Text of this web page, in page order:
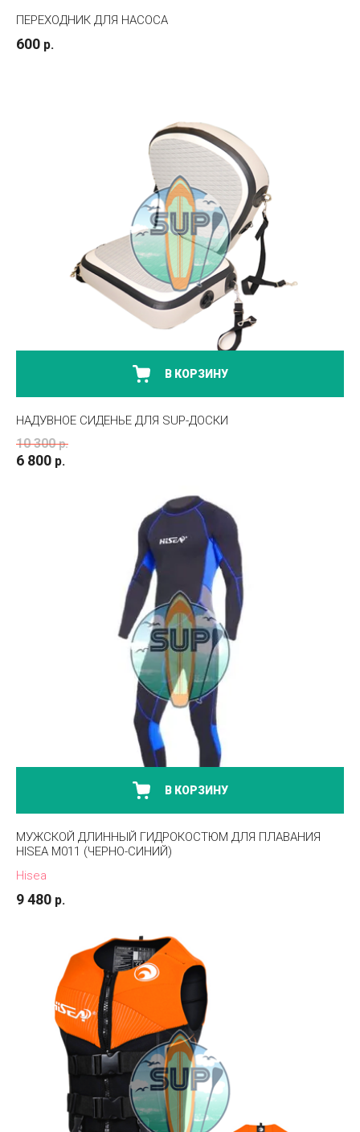
ПЕРЕХОДНИК ДЛЯ НАСОСА
600 р.
В КОРЗИНУ
НАДУВНОЕ СИДЕНЬЕ ДЛЯ SUP-ДОСКИ
10 300 р.
6 800 р.
В КОРЗИНУ
МУЖСКОЙ ДЛИННЫЙ ГИДРОКОСТЮМ ДЛЯ ПЛАВАНИЯ
HISEA M011 (ЧЕРНО-СИНИЙ)
Hisea
9 480 р.